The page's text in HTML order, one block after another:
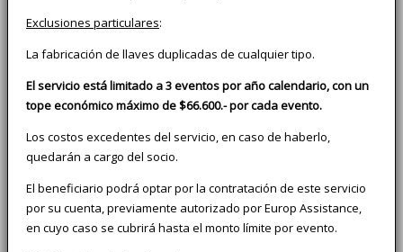
Exclusiones particulares:
La fabricación de llaves duplicadas de cualquier tipo.
El servicio está limitado a 3 eventos por año calendario, con un
tope económico máximo de $66.600.- por cada evento.
Los costos excedentes del servicio, en caso de haberlo,
quedarán a cargo del socio.
El beneficiario podrá optar por la contratación de este servicio
por su cuenta, previamente autorizado por Europ Assistance,
en cuyo caso se cubrirá hasta el monto límite por evento.